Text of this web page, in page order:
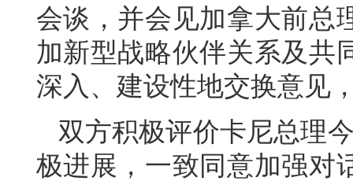
会谈，并会见加拿大前总
加新型战略伙伴关系及共
深入、建设性地交换意见
双方积极评价卡尼总理
极进展，一致同意加强对